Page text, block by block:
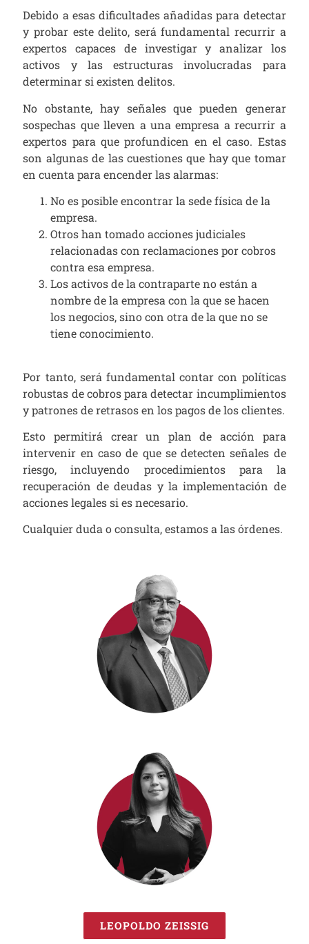
Debido a esas dificultades añadidas para detectar
y probar este delito, será fundamental recurrir a
expertos capaces de investigar y analizar los
activos y las estructuras involucradas para
determinar si existen delitos.
No obstante, hay señales que pueden generar
sospechas que lleven a una empresa a recurrir a
expertos para que profundicen en el caso. Estas
son algunas de las cuestiones que hay que tomar
en cuenta para encender las alarmas:
No es posible encontrar la sede física de la
empresa.
Otros han tomado acciones judiciales
relacionadas con reclamaciones por cobros
contra esa empresa.
Los activos de la contraparte no están a
nombre de la empresa con la que se hacen
los negocios, sino con otra de la que no se
tiene conocimiento.
Por tanto, será fundamental contar con políticas
robustas de cobros para detectar incumplimientos
y patrones de retrasos en los pagos de los clientes.
Esto permitirá crear un plan de acción para
intervenir en caso de que se detecten señales de
riesgo, incluyendo procedimientos para la
recuperación de deudas y la implementación de
acciones legales si es necesario.
Cualquier duda o consulta, estamos a las órdenes.
LEOPOLDO ZEISSIG